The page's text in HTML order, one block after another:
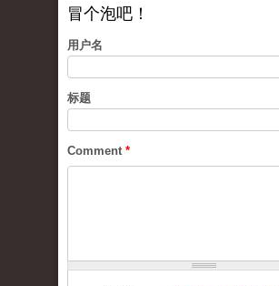
冒个泡吧！
用户名
标题
Comment *